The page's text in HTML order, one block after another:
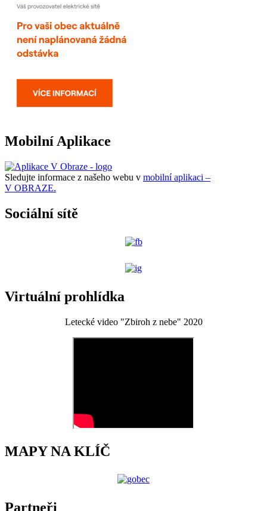
Mobilní Aplikace
Sledujte informace z našeho webu v mobilní aplikaci –
V OBRAZE.
Sociální sítě
Virtuální prohlídka
Letecké video "Zbiroh z nebe" 2020
MAPY NA KLÍČ
Partneři